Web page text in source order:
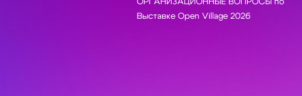
Выставке Open Village 2026